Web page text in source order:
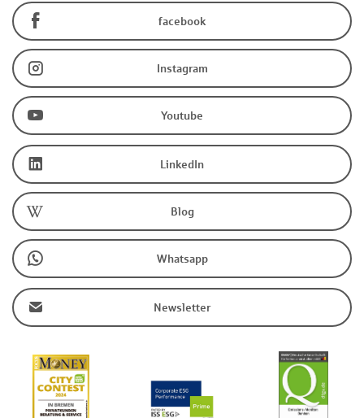
facebook
Instagram
Youtube
LinkedIn
Blog
Whatsapp
Newsletter